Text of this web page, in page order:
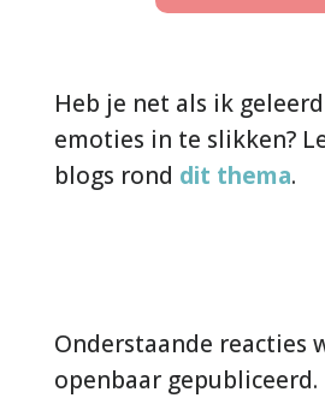
Heb je net als ik
emoties in te slikken?
blogs rond dit thema.